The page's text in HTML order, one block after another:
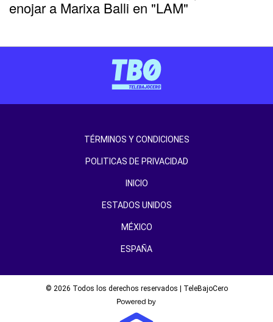
enojar a Marixa Balli en "LAM"
TÉRMINOS Y CONDICIONES
POLITICAS DE PRIVACIDAD
INICIO
ESTADOS UNIDOS
MÉXICO
ESPAÑA
© 2026 Todos los derechos reservados | TeleBajoCero